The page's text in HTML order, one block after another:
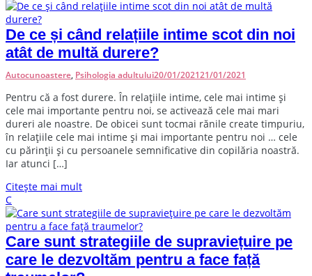
De ce și când relațiile intime scot din noi
atât de multă durere?
Autocunoastere, Psihologia adultului20/01/202121/01/2021
Pentru că a fost durere. În relațiile intime, cele mai intime și
cele mai importante pentru noi, se activează cele mai mari
dureri ale noastre. De obicei sunt tocmai rănile create timpuriu,
în relațiile cele mai intime și mai importante pentru noi … cele
cu părinții și cu persoanele semnificative din copilăria noastră.
Iar atunci […]
Citește mai mult
C
Care sunt strategiile de supraviețuire pe
care le dezvoltăm pentru a face față